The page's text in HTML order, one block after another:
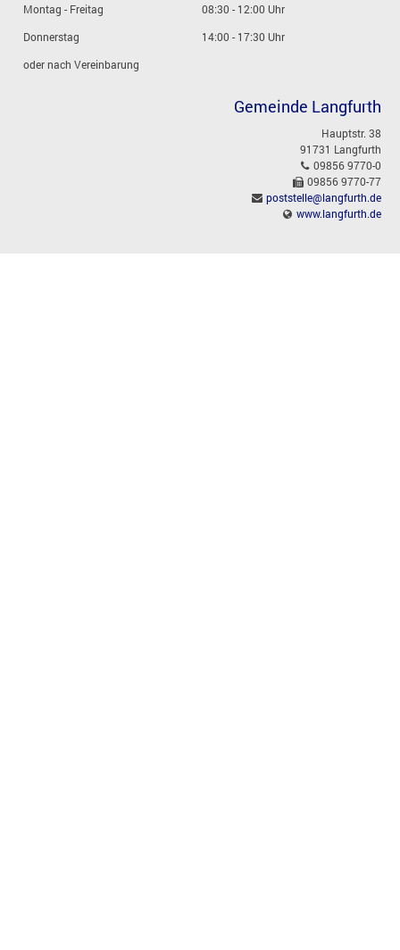
Montag - Freitag
08:30 - 12:00 Uhr
Donnerstag
14:00 - 17:30 Uhr
oder nach Vereinbarung
Gemeinde Langfurth
Hauptstr. 38
91731 Langfurth
09856 9770-0
09856 9770-77
poststelle@langfurth.de
www.langfurth.de